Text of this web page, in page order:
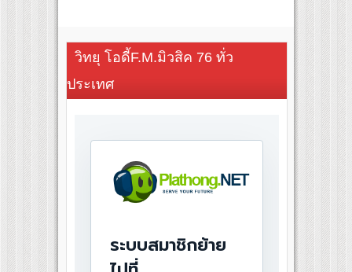
วิทยุ โอดี้F.M.มิวสิค 76 ทั่ว
ประเทศ